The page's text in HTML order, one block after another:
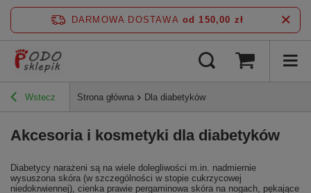
DARMOWA DOSTAWA od 150,00 zł
Wstecz Strona główna Dla diabetyków
Akcesoria i kosmetyki dla diabetyków
Diabetycy narażeni są na wiele dolegliwości m.in. nadmiernie
wysuszona skóra (w szczególności w stopie cukrzycowej
niedokrwiennej), cienka prawie pergaminowa skóra na nogach, pękające